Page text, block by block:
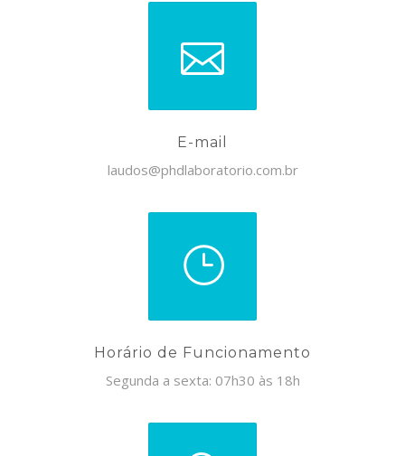
E-mail
laudos@phdlaboratorio.com.br
Horário de Funcionamento
Segunda a sexta: 07h30 às 18h